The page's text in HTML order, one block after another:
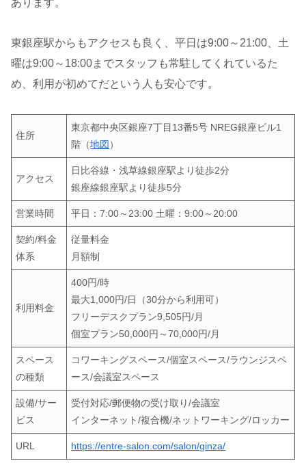
あります。
東銀座駅からもアクセスも良く、平日は9:00～21:00、土
曜は9:00～18:00までスタッフも常駐してくれているた
め、利用が初めてだという人も安心です。
住所
東京都中央区銀座7丁目13番5号 NREG銀座ビル1
階（地図）
アクセス
日比谷線・浅草線銀座駅より徒歩2分
銀座線銀座駅より徒歩5分
営業時間 平日：7:00～23:00 土曜：9:00～20:00
契約/料金
体系
従量料金
月額制
利用料金
400円/時
最大1,000円/日（30分から利用可）
フリーデスクプラン9,505円/月
個室プラン50,000円～70,000円/月
スペース
の種類
コワーキングスペース/個室スペース/ラウンジスペ
ース/会議室スペース
設備/サー
ビス
受付対応/郵便物の受け取り/会議室
インターネット/複合機/ネットワーキング/ロッカー
URL https://entre-salon.com/salon/ginza/